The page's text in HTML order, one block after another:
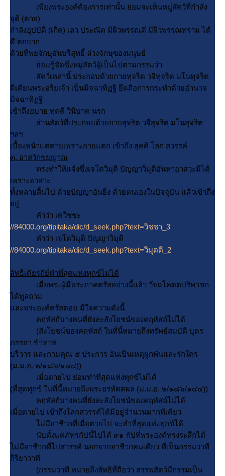
เพียงพระองค์ต้องการเท่านั้น ย่อมจะเห็นหมู่สัตว์ที่กำลัง
จุติ (ตาย)
กำลังอุปบัติ (เกิด) เลว ประณีต มีผิวพรรณดี มีผิวพรรณทราม ได้
ดี ตกยาก
ด้วยทิพยจักษุอันบริสุทธิ์ ล่วงจักษุของมนุษย์
่อมรู้ชัดซึ่งหมู่สัตว์ผู้เป็นไปตามกรรมว่า
สัตว์เหล่านี้ ประกอบด้วยกายทุจริต วจีทุจริต มโนทุจริต
ติเตียนพระอริยเจ้า เป็นมิจฉาทิฏฐิ ยึดถือการกระทำด้วยอำนาจ
มิจฉาทิฏฐิ
เข้าถึงอบาย ทุคติ วินิบาต นรก
ส่วนสัตว์ที่ประกอบด้วยกายสุจริต วจีสุจริต มโนสุจริต
ฯลฯ
เบื้องหน้าแต่ตายเพราะกายแตก เข้าถึง สุคติ โลก สวรรค์
๓. อาสวักขยญาณ
ทรงทำให้แจ้งซึ่งเจโตวิมุติ ปัญญาวิมุติอันหาอาสวะมิได้
เพราะอาสวะ
ทั้งหลายสิ้นไป ด้วยปัญญาอันยิ่ง ด้วยตนเองในปัจจุบัน แล้วเข้าถึง
อยู่
คำว่า เตวิชชะ
//84000.org/tipitaka/dic/d_seek.php?text=วิชชา_3
คำว่า เจโตวิมุติ ปัญญาวิมุติ
//84000.org/tipitaka/dic/d_seek.php?text=วิมุตติ_2
ลัทธิเดียรถีย์ทำที่สุดแห่งทุกข์ไม่ได้
เมื่อพระผู้มีพระภาคตรัสอย่างนี้แล้ว วัจฉโคตตปริพาชก
ได้ทูลถาม
ละพระองค์ตรัสตอบ มีใจความดังนี้
คฤหัสถ์บางคนที่ยังละสังโยชน์ของคฤหัสถ์ไม่ได้
(สังโยชน์ของคฤหัสถ์ ในที่นี้หมายถึงทรัพย์สมบัติ บุตร
ภรรยา ข้าทาส
บริวาร และกามคุณ ๕ ประการ อันเป็นเหตุผูกพันและรักใคร่
(ม.ม.อ. ๒/๑๘๖/๑๔๔))
เมื่อตายไป ย่อมทำที่สุดแห่งทุกข์ไม่ได้
(ที่สุดทุกข์ ในที่นี้หมายถึงพระอรหัตตผล (ม.ม.อ. ๒/๑๘๖/๑๔๔))
คฤหัสถ์บางคนที่ยังละสังโยชน์ของคฤหัสถ์ไม่ได้
เมื่อตายไป เข้าถึงโลกสวรรค์ได้มีอยู่จำนวนมากทีเดียว
ไม่มีอาชีวกที่เมื่อตายไป จะทำที่สุดแห่งทุกข์ได้
นับตั้งแต่ภัทรกัปนี้ไปได้ ๙๑ กัปที่พระองค์ทรงระลึกได้
ไม่มีอาชีวกที่ไปสวรรค์ นอกจากอาชีวกคนเดียว ที่เป็นกรรมวาที
กิริยาวาที
(กรรมวาที หมายถึงลัทธิที่ถือว่า สรรพสัตว์มีกรรมเป็น